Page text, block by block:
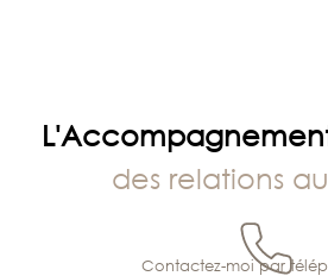
des relations
Contactez-moi par